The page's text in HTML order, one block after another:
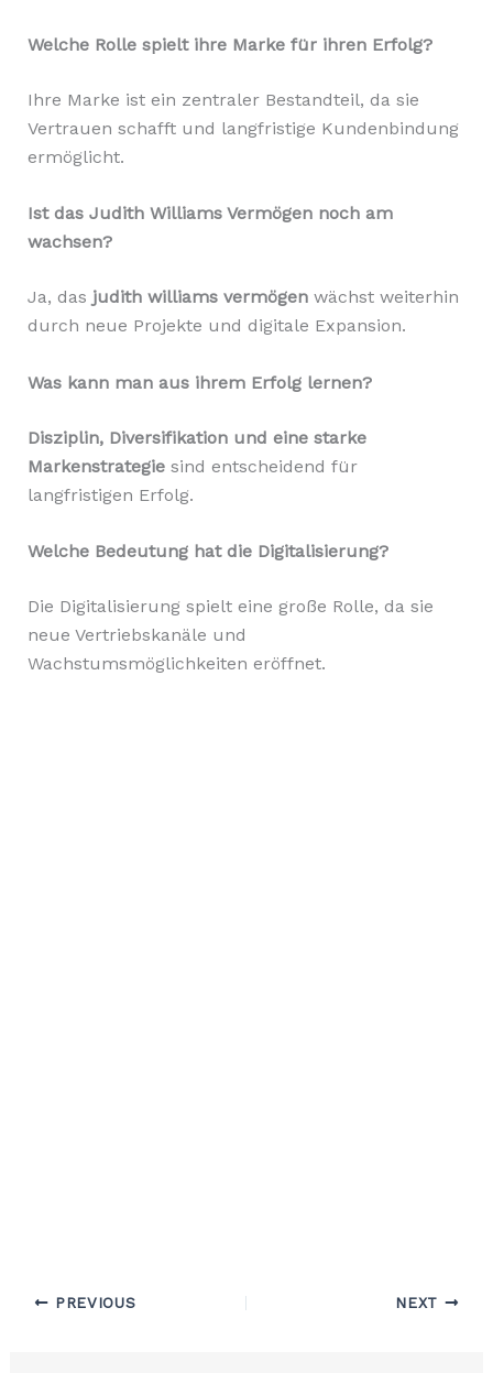
Welche Rolle spielt ihre Marke für ihren Erfolg?
Ihre Marke ist ein zentraler Bestandteil, da sie
Vertrauen schafft und langfristige Kundenbindung
ermöglicht.
Ist das Judith Williams Vermögen noch am
wachsen?
Ja, das judith williams vermögenwächst weiterhin
durch neue Projekte und digitale Expansion.
Was kann man aus ihrem Erfolg lernen?
Disziplin, Diversifikation und eine starke
Markenstrategiesind entscheidend für
langfristigen Erfolg.
Welche Bedeutung hat die Digitalisierung?
Die Digitalisierung spielt eine große Rolle, da sie
neue Vertriebskanäle und
Wachstumsmöglichkeiten eröffnet.
PREVIOUS NEXT